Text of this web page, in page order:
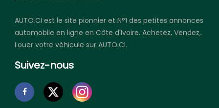
AUTO.CI est le site pionnier et N°1 des petites annonces
automobile en ligne en Côte d'Ivoire. Achetez, Vendez,
Louer votre véhicule sur AUTO.CI.
Suivez-nous